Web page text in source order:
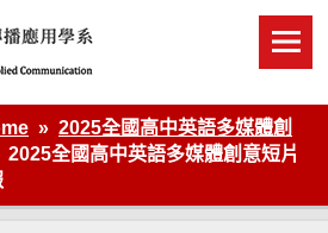
2025全國高中英語多媒體創
2025全國高中英語多媒體創意短片